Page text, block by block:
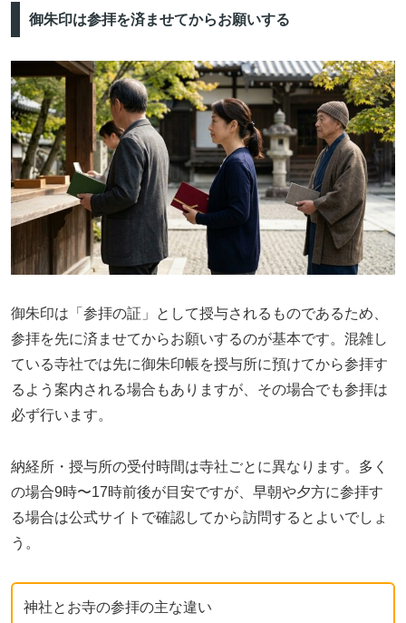
御朱印は参拝を済ませてからお願いする
御朱印は「参拝の証」として授与されるものであるため、
参拝を先に済ませてからお願いするのが基本です。混雑し
ている寺社では先に御朱印帳を授与所に預けてから参拝す
るよう案内される場合もありますが、その場合でも参拝は
必ず行います。
納経所・授与所の受付時間は寺社ごとに異なります。多く
の場合9時〜17時前後が目安ですが、早朝や夕方に参拝す
る場合は公式サイトで確認してから訪問するとよいでしょ
う。
神社とお寺の参拝の主な違い